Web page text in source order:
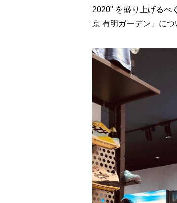
2020" を盛り上げるべ
京 有明ガーデン」につ